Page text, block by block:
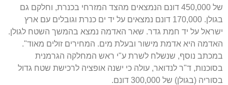
של 450,000 דונם הנמצאים מהצד המזרחי בכנרת, וחלקם גם
בגולן. 170,000 דונם נמצאים על יד ים כנרת וגובלים עם ארץ
ישראל על יד חמת גדר. שאר האדמה נמצא בהמשך השטח לגולן.
האדמה היא אדמת מישור ובעלת מים. המחירים זולים מאוד".
במכתב נוסף, שנשלח לשרת ע"י ראש המחלקה הגרמנית
בסוכנות, ד"ר לנדואר, עולה כי ישנה אופציה לרכישת שטח גדול
בסוריה (בגולן) של 300,000 דונם.